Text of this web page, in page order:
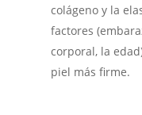
colágeno y la
factores
corporal, la
piel más firme.